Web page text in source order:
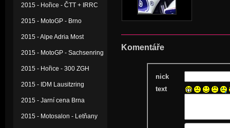
2015 - Hořice - ČTT + IRRC
2015 - MotoGP - Brno
2015 - Alpe Adria Most
2015 - MotoGP - Sachsenring
2015 - Hořice - 300 ZGH
2015 - IDM Lausitzring
2015 - Jarní cena Brna
2015 - Motosalon - Letňany
Komentáře
nick
text